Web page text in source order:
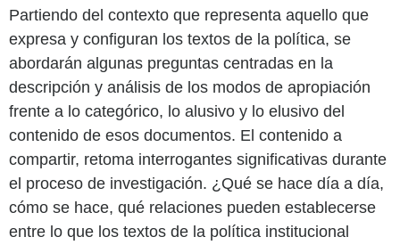
Partiendo del contexto que representa aquello que
expresa y configuran los textos de la política, se
abordarán algunas preguntas centradas en la
descripción y análisis de los modos de apropiación
frente a lo categórico, lo alusivo y lo elusivo del
contenido de esos documentos. El contenido a
compartir, retoma interrogantes significativas durante
el proceso de investigación. ¿Qué se hace día a día,
cómo se hace, qué relaciones pueden establecerse
entre lo que los textos de la política institucional